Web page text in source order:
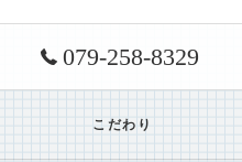
079-258-8329
こだわり